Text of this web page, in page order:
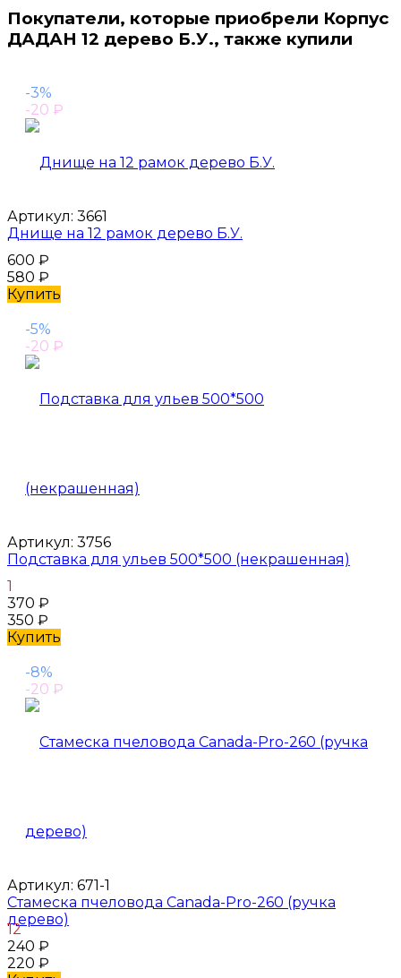
Покупатели, которые приобрели Корпус
ДАДАН 12 дерево Б.У., также купили
-3%
-20 ₽
Артикул: 3661
Днище на 12 рамок дерево Б.У.
600 ₽
580 ₽
Купить
-5%
-20 ₽
Артикул: 3756
Подставка для ульев 500*500 (некрашенная)
1
370 ₽
350 ₽
Купить
-8%
-20 ₽
Артикул: 671-1
Стамеска пчеловода Canada-Pro-260 (ручка
дерево)
12
240 ₽
220 ₽